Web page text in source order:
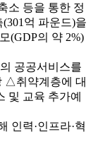
소 등을 통한 정
억 파운드)을
(GDP의 약 2%)
공공서비스를
△취약계층에 대
및 교육 추가예
인력·인프라·혁